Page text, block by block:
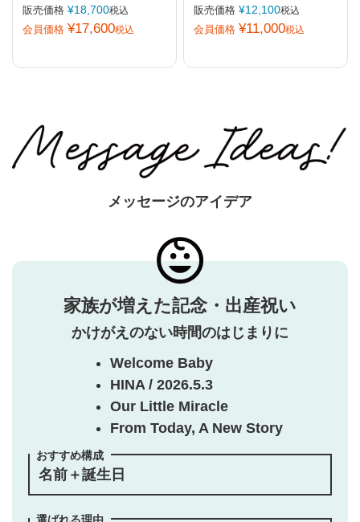
販売価格 ¥18,700税込
会員価格 ¥17,600税込
販売価格 ¥12,100税込
会員価格 ¥11,000税込
メッセージのアイデア
家族が増えた記念・出産祝い
かけがえのない時間のはじまりに
Welcome Baby
HINA / 2026.5.3
Our Little Miracle
From Today, A New Story
おすすめ構成
名前＋誕生日